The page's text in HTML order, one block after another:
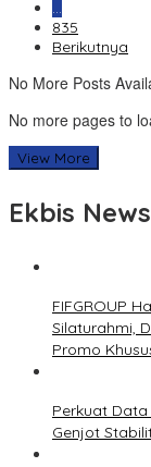
…
835
Berikutnya
No More Posts
No more pages to
View More
Ekbis News
FIFGROUP
Silaturahmi,
Promo
Perkuat
Genjot